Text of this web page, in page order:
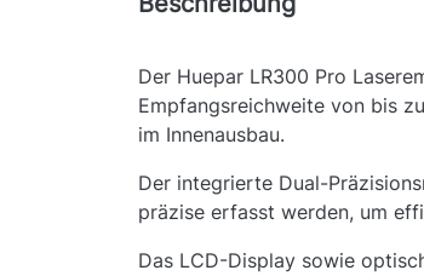
Der Huepar LR300 Pro
Empfangsreichweite von bis
im Innenausbau.
Der integrierte Dual-
präzise erfasst werden, um
Das LCD-Display sowie